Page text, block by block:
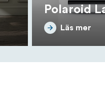
Polaroid
Läs mer